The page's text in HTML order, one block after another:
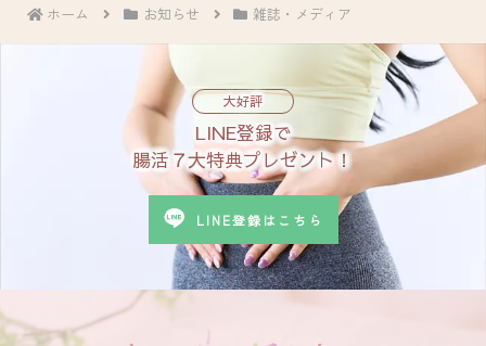
ホーム お知らせ 雑誌・メディア
大好評
LINE登録で
腸活７大特典プレゼント！
LINE登録はこちら